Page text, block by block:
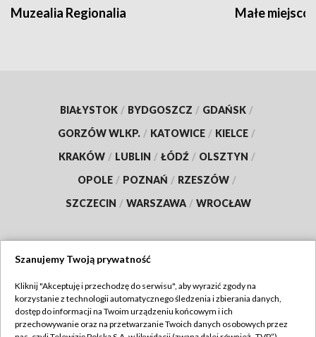
Muzealia Regionalia Małe
BIAŁYSTOK / BYDGOSZCZ / GDAŃSK /
GORZÓW WLKP. / KATOWICE / KIELCE /
KRAKÓW / LUBLIN / ŁÓDŹ / OLSZTYN /
OPOLE / POZNAŃ / RZESZÓW /
SZCZECIN / WARSZAWA / WROCŁAW
TVP
Abonament TVP
Regulamin TVP
Szanujemy Twoją prywatność
Kliknij "Akceptuję i przechodzę do serwisu", aby wyrazić zgody na
korzystanie z technologii automatycznego śledzenia i zbierania danych,
dostęp do informacji na Twoim urządzeniu końcowym i ich
przechowywanie oraz na przetwarzanie Twoich danych osobowych przez